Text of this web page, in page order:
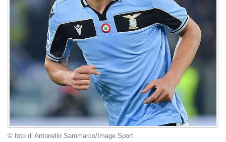
© foto di Antonello Sammarco/Image Sport